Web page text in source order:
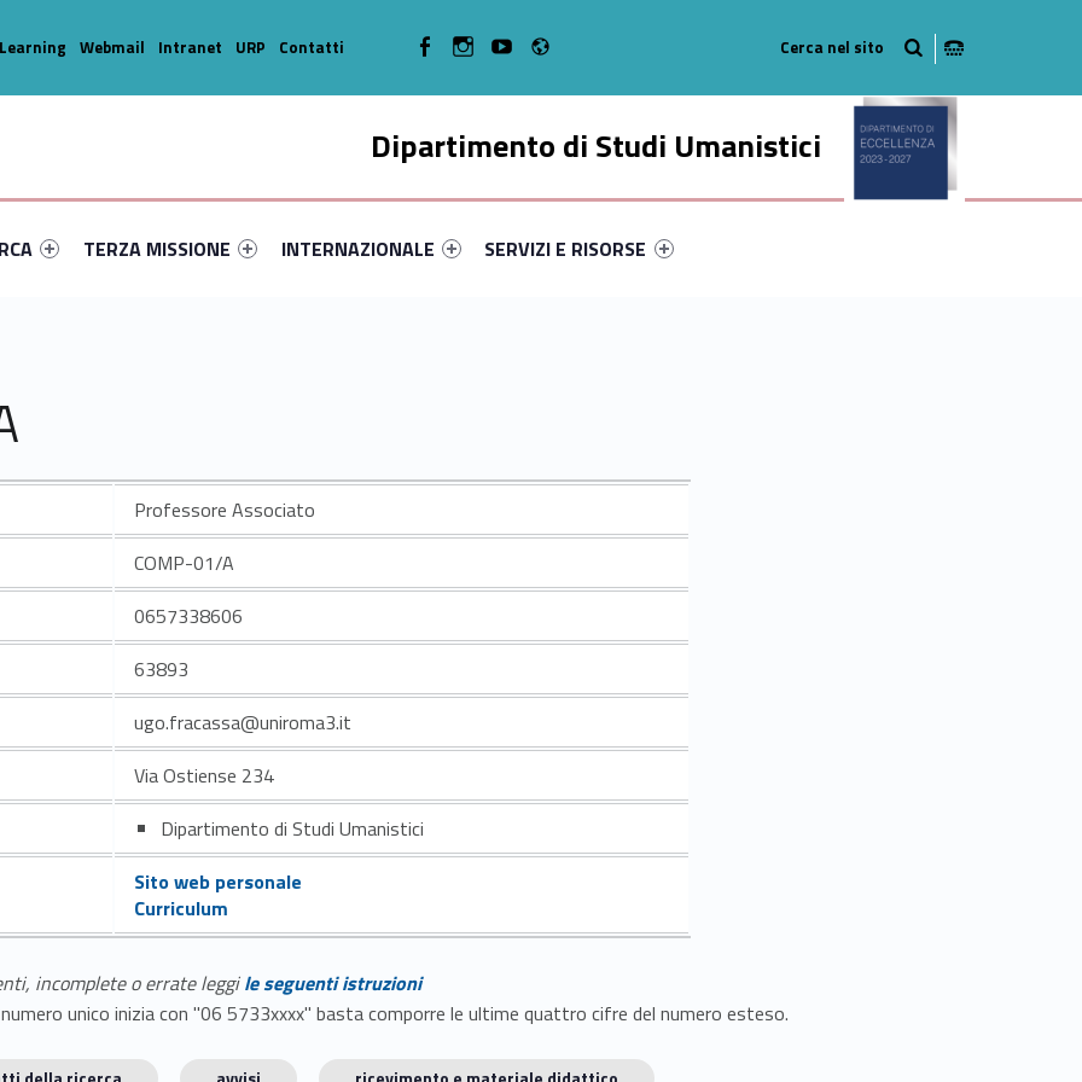
Dipartimento di Studi Umanistici
primary-73680-14
#link-menu-primary-63211-35
Link identifier #link-menu-primary-60726-45
TERZA MISSIONE
Link identifier #link-menu-primary-22092-49
INTERNAZIONALE
Link identifier #link-menu-primary-218-56
SERVIZI E RISORSE
Webmail Intranet URP Contatti WebMan on FacebookWebMan on Instagram
WebMan on Youtube
Professore Associato
COMP-01/A
0657338606
63893
ugo.fracassa@uniroma3.it
Via Ostiense 234
Dipartimento di Studi Umanistici
Sito web personale
Curriculum
incomplete o errate leggile seguenti istruzioni
unico inizia con "06 5733xxxx" basta comporre le ultime quattro cifre del numero esteso.